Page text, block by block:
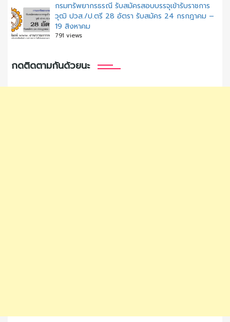
กรมทรัพยากรธรณี รับสมัครสอบบรรจุเข้ารับราชการ
วุฒิ ปวส./ป.ตรี 28 อัตรา รับสมัคร 24 กรกฎาคม –
19 สิงหาคม
791 views
กดติดตามกันด้วยนะ